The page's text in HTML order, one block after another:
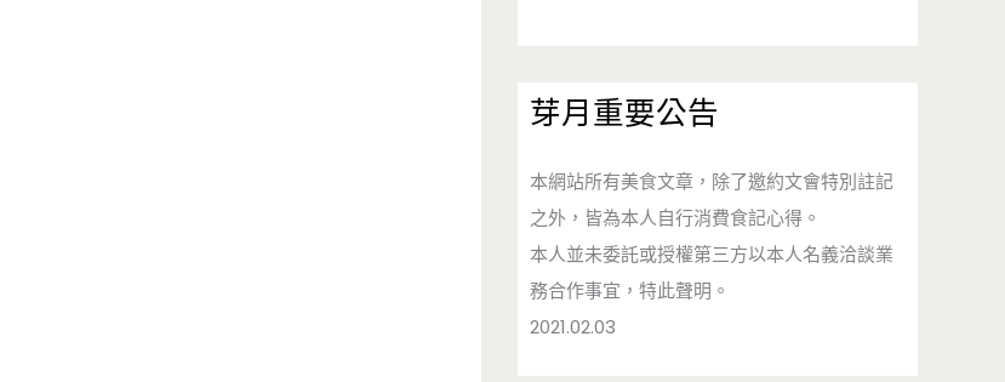
芽月重要公告
本網站所有美食文章，除了邀約文會特別註記
之外，皆為本人自行消費食記心得。
本人並未委託或授權第三方以本人名義洽談業
務合作事宜，特此聲明。
2021.02.03